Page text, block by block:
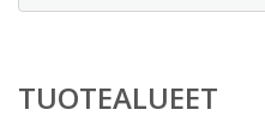
TUOTEALUEET